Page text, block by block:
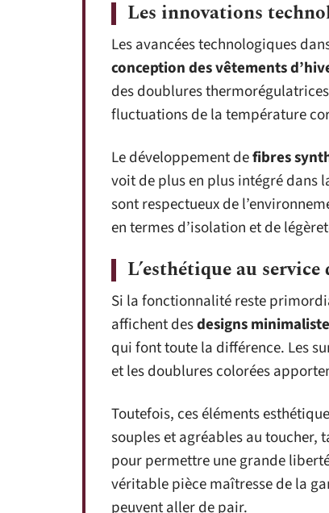
Les innovations
Les avancées technologiques
conception des vêtements
des doublures
fluctuations de la température
Le développement defibres
voit de plus en plus intégré dans
sont respectueux de
en termes d’isolation et de
L’esthétique au
Si la fonctionnalité reste
affichent desdesigns
qui font toute la différence. Les
et les doublures colorées
Toutefois, ces éléments
souples et agréables au toucher,
pour permettre une grande
véritable pièce maîtresse de la
peuvent aller de pair.